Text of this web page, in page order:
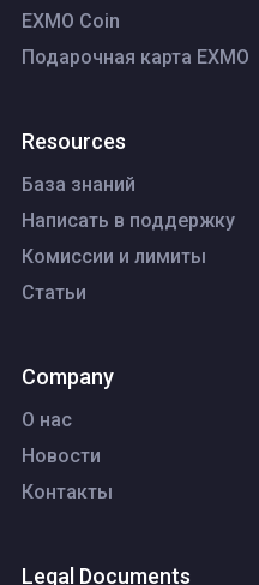
EXMO Coin
Подарочная карта EXMO
Resources
База знаний
Написать в поддержку
Комиссии и лимиты
Статьи
Company
О нас
Новости
Контакты
Legal Documents